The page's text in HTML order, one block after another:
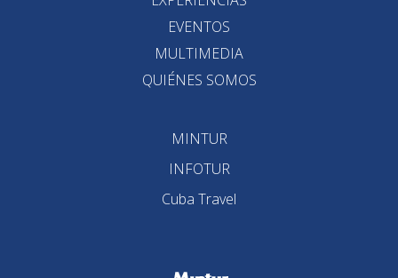
EVENTOS
MULTIMEDIA
QUIÉNES SOMOS
MINTUR
INFOTUR
Cuba Travel